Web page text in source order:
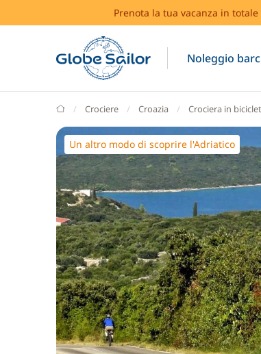
Prenota la tua vacanza in
Noleggio
GlobeSailor
Crociere Croazia Crociera in
Un altro modo di scoprire l'Adriatico